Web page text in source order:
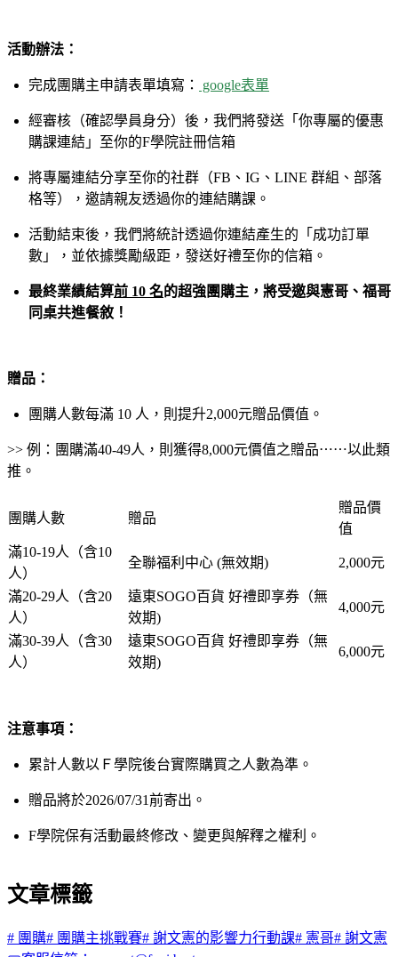
活動辦法：
完成團購主申請表單填寫： google表單
經審核（確認學員身分）後，我們將發送「你專屬的優惠
購課連結」至你的F學院註冊信箱
將專屬連結分享至你的社群（FB、IG、LINE 群組、部落
格等），邀請親友透過你的連結購課。
活動結束後，我們將統計透過你連結產生的「成功訂單
數」，並依據獎勵級距，發送好禮至你的信箱。
最終業績結算前 10 名的超強團購主，將受邀與憲哥、福哥
同桌共進餐敘！
贈品：
團購人數每滿 10 人，則提升2,000元贈品價值。
>> 例：團購滿40-49人，則獲得8,000元價值之贈品⋯⋯以此類
推。
團購人數 贈品
贈品價
值
滿10-19人（含10
人）
全聯福利中心 (無效期) 2,000元
滿20-29人（含20
人）
遠東SOGO百貨 好禮即享券（無
效期)
4,000元
滿30-39人（含30
人）
遠東SOGO百貨 好禮即享券（無
效期)
6,000元
注意事項：
累計人數以Ｆ學院後台實際購買之人數為準。
贈品將於2026/07/31前寄出。
F學院保有活動最終修改、變更與解釋之權利。
文章標籤
# 團購# 團購主挑戰賽# 謝文憲的影響力行動課# 憲哥# 謝文憲